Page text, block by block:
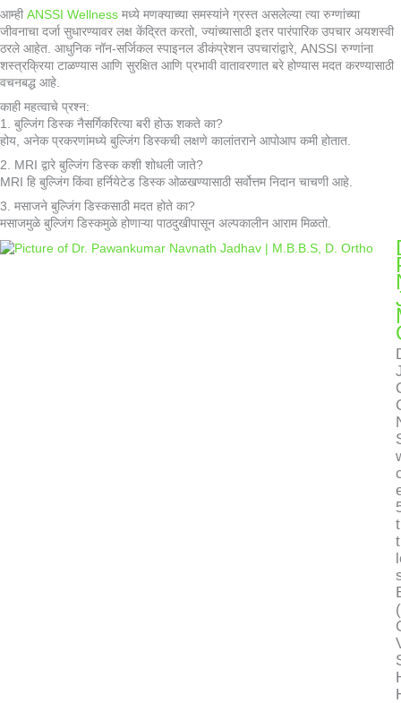
आम्ही ANSSI Wellness मध्ये मणक्याच्या समस्यांने ग्रस्त असलेल्या त्या रुग्णांच्या
जीवनाचा दर्जा सुधारण्यावर लक्ष केंद्रित करतो, ज्यांच्यासाठी इतर पारंपारिक उपचार अयशस्वी
ठरले आहेत. आधुनिक नॉन-सर्जिकल स्पाइनल डीकंप्रेशन उपचारांद्वारे, ANSSI रुग्णांना
शस्त्रक्रिया टाळण्यास आणि सुरक्षित आणि प्रभावी वातावरणात बरे होण्यास मदत करण्यासाठी
वचनबद्ध आहे.
काही महत्वाचे प्रश्न:
1. बुल्जिंग डिस्क नैसर्गिकरित्या बरी होऊ शकते का?
होय, अनेक प्रकरणांमध्ये बुल्जिंग डिस्कची लक्षणे कालांतराने आपोआप कमी होतात.
2. MRI द्वारे बुल्जिंग डिस्क कशी शोधली जाते?
MRI हि बुल्जिंग किंवा हर्नियेटेड डिस्क ओळखण्यासाठी सर्वोत्तम निदान चाचणी आहे.
3. मसाजने बुल्जिंग डिस्कसाठी मदत होते का?
मसाजमुळे बुल्जिंग डिस्कमुळे होणाऱ्या पाठदुखीपासून अल्पकालीन आराम मिळतो.